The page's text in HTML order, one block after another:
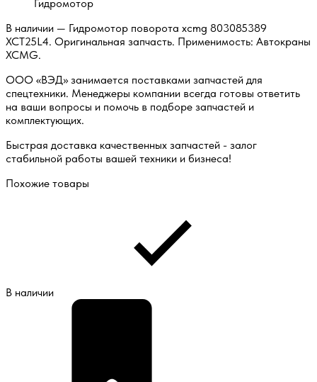
Гидромотор
В наличии — Гидромотор поворота xcmg 803085389
XCT25L4. Оригинальная запчасть. Применимость: Автокраны
XCMG.
ООО «ВЭД» занимается поставками запчастей для
спецтехники. Менеджеры компании всегда готовы ответить
на ваши вопросы и помочь в подборе запчастей и
комплектующих.
Быстрая доставка качественных запчастей - залог
стабильной работы вашей техники и бизнеса!
Похожие товары
В наличии